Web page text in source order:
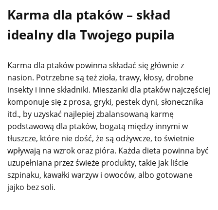
Karma dla ptaków – skład
idealny dla Twojego pupila
Karma dla ptaków powinna składać się głównie z
nasion. Potrzebne są też zioła, trawy, kłosy, drobne
insekty i inne składniki. Mieszanki dla ptaków najczęściej
komponuje się z prosa, gryki, pestek dyni, słonecznika
itd., by uzyskać najlepiej zbalansowaną karmę
podstawową dla ptaków, bogatą między innymi w
tłuszcze, które nie dość, że są odżywcze, to świetnie
wpływają na wzrok oraz pióra. Każda dieta powinna być
uzupełniana przez świeże produkty, takie jak liście
szpinaku, kawałki warzyw i owoców, albo gotowane
jajko bez soli.